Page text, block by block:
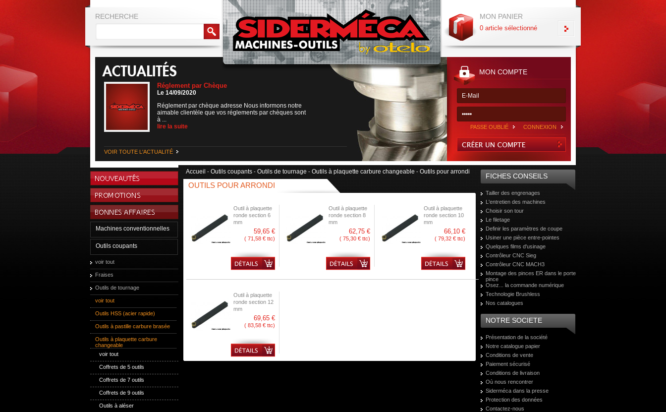
RECHERCHE MON PANIER
0 article sélectionné
Réglement par Chèque
Le 14/09/2020
Réglement par chèque adresse Nous informons notre
aimable clientèle que vos réglements par chèques sont
à ...
lire la suite
VOIR TOUTE L'ACTUALITÉ
MON COMPTE
CONNEXION
PASSE OUBLIÉ
Machines conventionnelles
Outils coupants
voir tout
Fraises
Outils de tournage
voir tout
Outils HSS (acier rapide)
Outils à pastille carbure brasée
Outils à plaquette carbure
changeable
voir tout
Coffrets de 5 outils
Coffrets de 7 outils
Coffrets de 9 outils
Outils à aléser
Accueil - Outils coupants - Outils de tournage - Outils à plaquette carbure changeable - Outils pour arrondi
OUTILS POUR ARRONDI
Outil à plaquette
ronde section 6
mm
59,65 €
( 71,58 € ttc)
Outil à plaquette
ronde section 8
mm
62,75 €
( 75,30 € ttc)
Outil à plaquette
ronde section 10
mm
66,10 €
( 79,32 € ttc)
Outil à plaquette
ronde section 12
mm
69,65 €
( 83,58 € ttc)
FICHES CONSEILS
Tailler des engrenages
L'entretien des machines
Choisir son tour
Le filetage
Definir les paramètres de coupe
Usiner une pièce entre-pointes
Quelques films d'usinage
Contrôleur CNC Sieg
Contrôleur CNC MACH3
Montage des pinces ER dans le porte
pince
Osez... la commande numérique
Technologie Brushless
Nos catalogues
NOTRE SOCIETE
Présentation de la société
Notre catalogue papier
Conditions de vente
Paiement sécurisé
Conditions de livraison
Où nous rencontrer
Siderméca dans la presse
Protection des données
Contactez-nous